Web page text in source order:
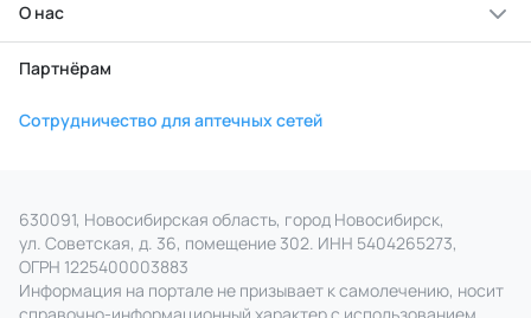
О нас
Партнёрам
Сотрудничество для аптечных сетей
630091, Новосибирская область, город Новосибирск,
ул. Советская, д. 36, помещение 302. ИНН 5404265273,
ОГРН 1225400003883
Информация на портале не призывает к самолечению, носит